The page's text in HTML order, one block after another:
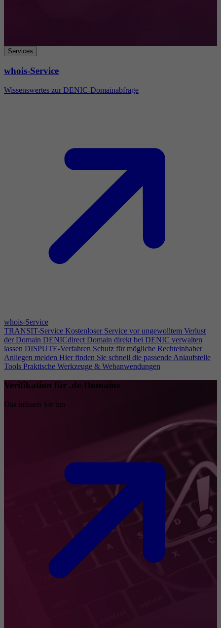
Services
whois-Service
Wissenswertes zur DENIC-Domainabfrage
whois-Service
TRANSIT-Service Kostenloser Service vor ungewolltem Verlust
der Domain DENICdirect Domain direkt bei DENIC verwalten
lassen DISPUTE-Verfahren Schutz für mögliche Rechteinhaber
Anliegen melden Hier finden Sie schnell die passende Anlaufstelle
Tools Praktische Werkzeuge & Webanwendungen
Verifikation für .de-Domains
Das müssen Sie tun